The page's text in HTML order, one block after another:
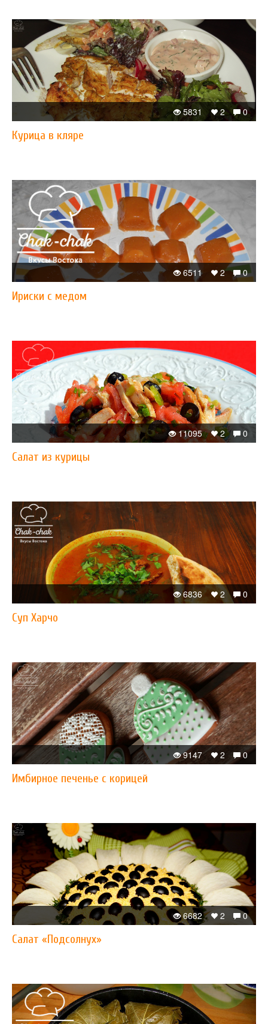
0
2
5831
Курица в кляре
0
2
6511
Ириски с медом
0
2
11095
Салат из курицы​
0
2
6836
Суп Харчо
0
2
9147
Имбирное печенье с корицей
0
2
6682
Салат «Подсолнух»